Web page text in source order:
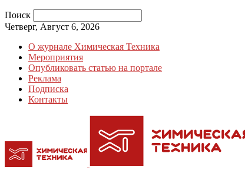
Поиск
Четверг, Август 6, 2026
О журнале Химическая Техника
Мероприятия
Опубликовать статью на портале
Реклама
Подписка
Контакты